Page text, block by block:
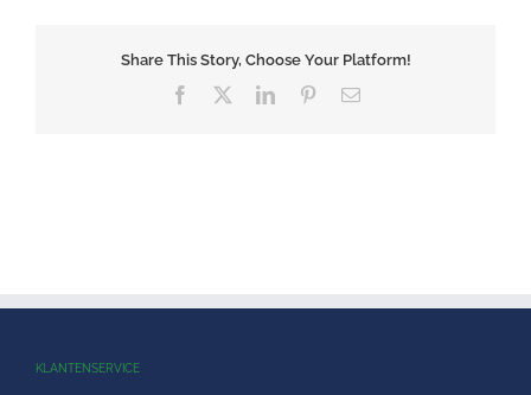
Share This Story, Choose Your Platform!
Facebook LinkedInPinterest
E-
KLANTENSERVICE